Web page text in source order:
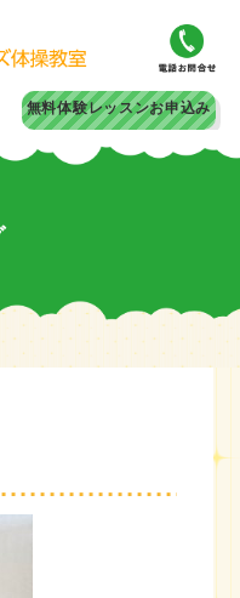
無料体験レッスンお申込み